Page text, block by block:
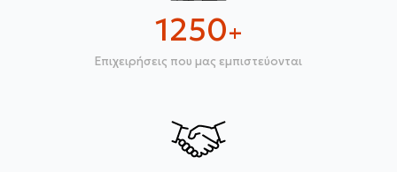
1250+
Επιχειρήσεις που μας εμπιστεύονται